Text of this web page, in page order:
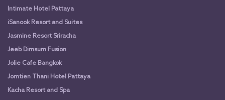
Intimate Hotel Pattaya
iSanook Resort and Suites
Jasmine Resort Sriracha
Jeeb Dimsum Fusion
Jolie Cafe Bangkok
Jomtien Thani Hotel Pattaya
Kacha Resort and Spa